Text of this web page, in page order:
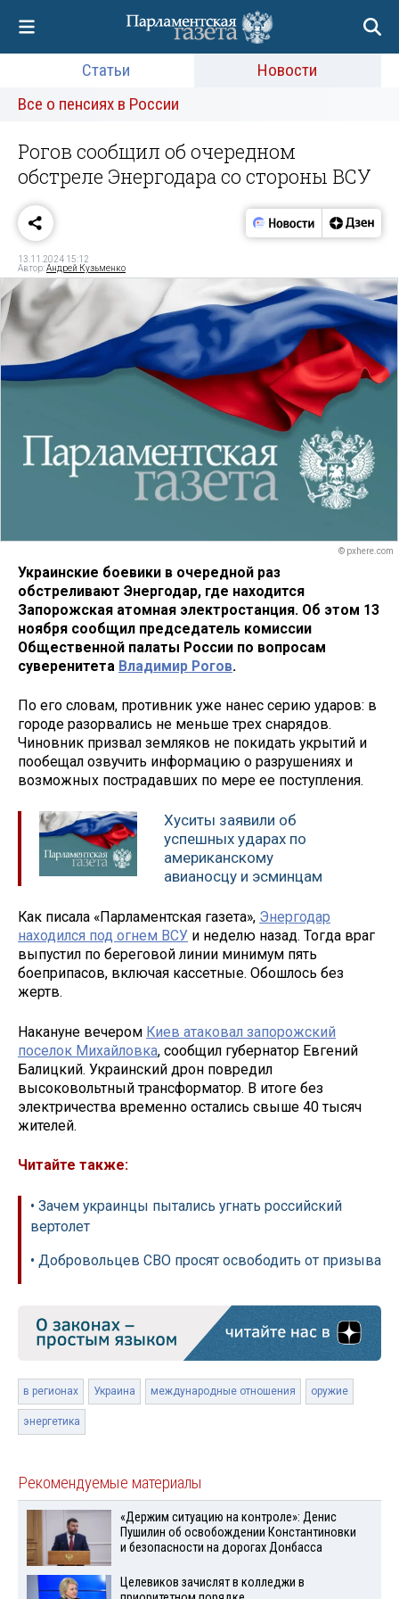
Статьи
Новости
Все о пенсиях в России
Рогов сообщил об очередном
обстреле Энергодара со стороны ВСУ
13.11.2024 15:12
Автор:Андрей Кузьменко
© pxhere.com
Украинские боевики в очередной раз
обстреливают Энергодар, где находится
Запорожская атомная электростанция. Об этом 13
ноября сообщил председатель комиссии
Общественной палаты России по вопросам
суверенитета Владимир Рогов.
По его словам, противник уже нанес серию ударов: в
городе разорвались не меньше трех снарядов.
Чиновник призвал земляков не покидать укрытий и
пообещал озвучить информацию о разрушениях и
возможных пострадавших по мере ее поступления.
Хуситы заявили об
успешных ударах по
американскому
авианосцу и эсминцам
Как писала «Парламентская газета», Энергодар
находился под огнем ВСУ и неделю назад. Тогда враг
выпустил по береговой линии минимум пять
боеприпасов, включая кассетные. Обошлось без
жертв.
Накануне вечером Киев атаковал запорожский
поселок Михайловка, сообщил губернатор Евгений
Балицкий. Украинский дрон повредил
высоковольтный трансформатор. В итоге без
электричества временно остались свыше 40 тысяч
жителей.
Читайте также:
• Зачем украинцы пытались угнать российский
вертолет
• Добровольцев СВО просят освободить от призыва
в регионах Украина международные отношения оружие
энергетика
Рекомендуемые материалы
«Держим ситуацию на контроле»: Денис
Пушилин об освобождении Константиновки
и безопасности на дорогах Донбасса
Целевиков зачислят в колледжи в